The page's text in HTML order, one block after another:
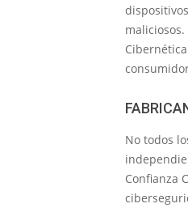
No todos
Confianza